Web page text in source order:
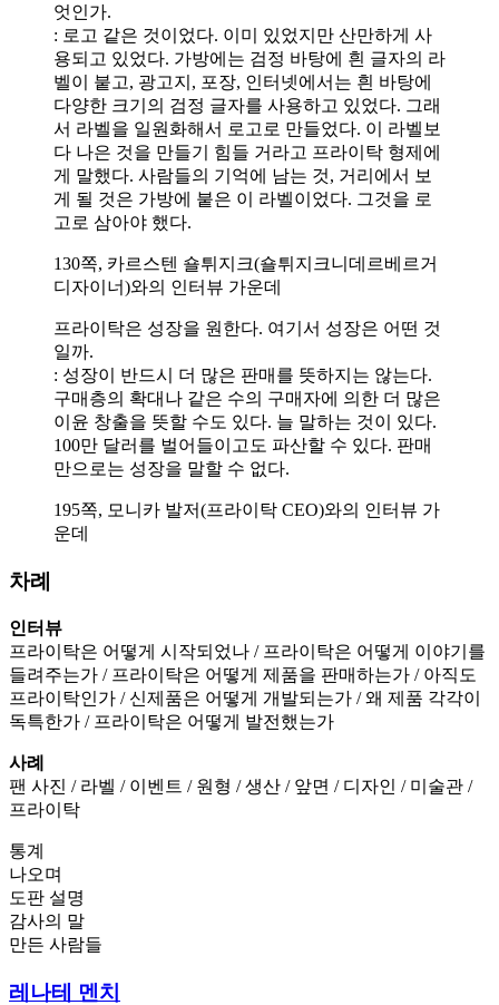
엇인가.
: 로고 같은 것이었다. 이미 있었지만 산만하게 사
용되고 있었다. 가방에는 검정 바탕에 흰 글자의 라
벨이 붙고, 광고지, 포장, 인터넷에서는 흰 바탕에
다양한 크기의 검정 글자를 사용하고 있었다. 그래
서 라벨을 일원화해서 로고로 만들었다. 이 라벨보
다 나은 것을 만들기 힘들 거라고 프라이탁 형제에
게 말했다. 사람들의 기억에 남는 것, 거리에서 보
게 될 것은 가방에 붙은 이 라벨이었다. 그것을 로
고로 삼아야 했다.
130쪽, 카르스텐 숄튀지크(숄튀지크니데르베르거
디자이너)와의 인터뷰 가운데
프라이탁은 성장을 원한다. 여기서 성장은 어떤 것
일까.
: 성장이 반드시 더 많은 판매를 뜻하지는 않는다.
구매층의 확대나 같은 수의 구매자에 의한 더 많은
이윤 창출을 뜻할 수도 있다. 늘 말하는 것이 있다.
100만 달러를 벌어들이고도 파산할 수 있다. 판매
만으로는 성장을 말할 수 없다.
195쪽, 모니카 발저(프라이탁 CEO)와의 인터뷰 가
운데
차례
인터뷰
프라이탁은 어떻게 시작되었나 / 프라이탁은 어떻게 이야기를
들려주는가 / 프라이탁은 어떻게 제품을 판매하는가 / 아직도
프라이탁인가 / 신제품은 어떻게 개발되는가 / 왜 제품 각각이
독특한가 / 프라이탁은 어떻게 발전했는가
사례
팬 사진 / 라벨 / 이벤트 / 원형 / 생산 / 앞면 / 디자인 / 미술관 /
프라이탁
통계
나오며
도판 설명
감사의 말
만든 사람들
레나테 멘치